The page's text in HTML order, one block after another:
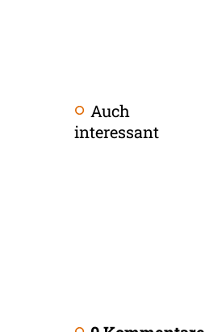
Auch
interessant